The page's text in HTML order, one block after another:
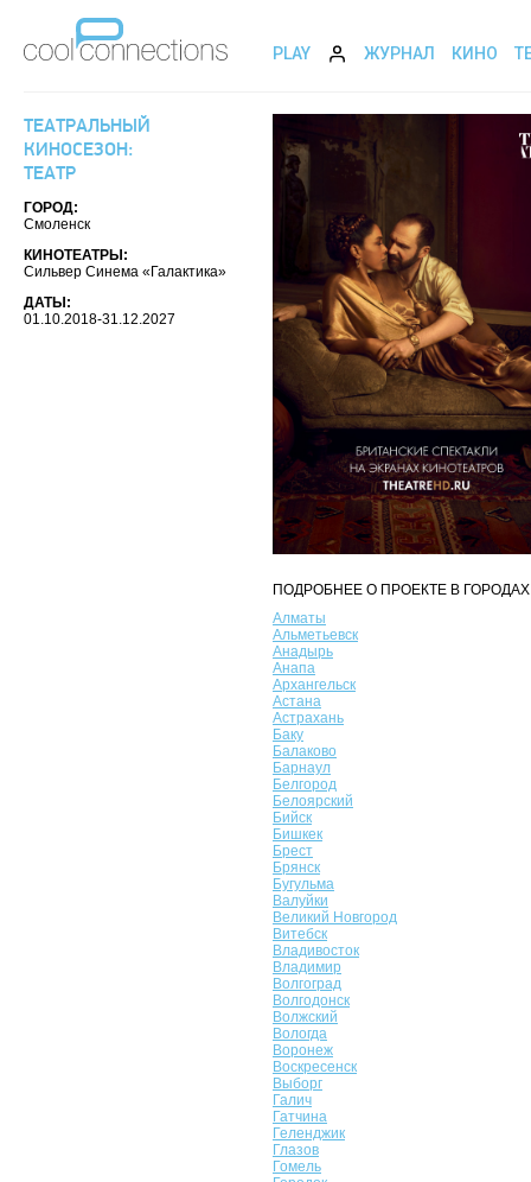
PLAY ЖУРНАЛ КИНО
ТЕАТРАЛЬНЫЙ
КИНОСЕЗОН:
ТЕАТР
ГОРОД:
Смоленск
КИНОТЕАТРЫ:
Сильвер Синема «Галактика»
ДАТЫ:
01.10.2018-31.12.2027
ПОДРОБНЕЕ О ПРОЕКТЕ В
Алматы
Альметьевск
Анадырь
Анапа
Архангельск
Астана
Астрахань
Баку
Балаково
Барнаул
Белгород
Белоярский
Бийск
Бишкек
Брест
Брянск
Бугульма
Валуйки
Великий Новгород
Витебск
Владивосток
Владимир
Волгоград
Волгодонск
Волжский
Вологда
Воронеж
Воскресенск
Выборг
Галич
Гатчина
Геленджик
Глазов
Гомель